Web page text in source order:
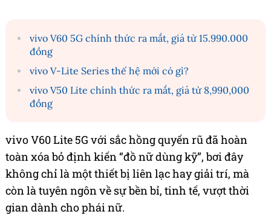
vivo V60 5G chính thức ra mắt, giá từ 15.990.000
đồng
vivo V-Lite Series thế hệ mới có gì?
vivo V50 Lite chính thức ra mắt, giá từ 8,990,000
đồng
vivo V60 Lite 5G với sắc hồng quyến rũ đã hoàn
toàn xóa bỏ định kiến “đồ nữ dùng kỹ”, bơi đây
không chỉ là một thiết bị liên lạc hay giải trí, mà
còn là tuyên ngôn về sự bền bỉ, tinh tế, vượt thời
gian dành cho phái nữ.